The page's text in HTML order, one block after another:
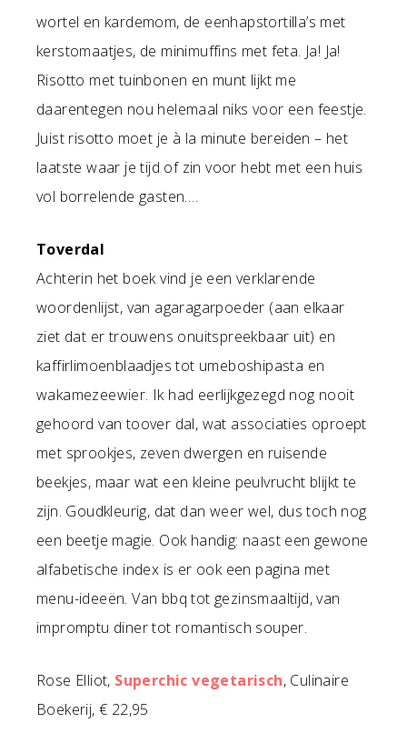
wortel en kardemom, de eenhapstortilla’s met
kerstomaatjes, de minimuffins met feta. Ja! Ja!
Risotto met tuinbonen en munt lijkt me
daarentegen nou helemaal niks voor een feestje.
Juist risotto moet je à la minute bereiden – het
laatste waar je tijd of zin voor hebt met een huis
vol borrelende gasten….
Toverdal
Achterin het boek vind je een verklarende
woordenlijst, van agaragarpoeder (aan elkaar
ziet dat er trouwens onuitspreekbaar uit) en
kaffirlimoenblaadjes tot umeboshipasta en
wakamezeewier. Ik had eerlijkgezegd nog nooit
gehoord van toover dal, wat associaties oproept
met sprookjes, zeven dwergen en ruisende
beekjes, maar wat een kleine peulvrucht blijkt te
zijn. Goudkleurig, dat dan weer wel, dus toch nog
een beetje magie. Ook handig: naast een gewone
alfabetische index is er ook een pagina met
menu-ideeën. Van bbq tot gezinsmaaltijd, van
impromptu diner tot romantisch souper.
Rose Elliot, Superchic vegetarisch, Culinaire
Boekerij, € 22,95